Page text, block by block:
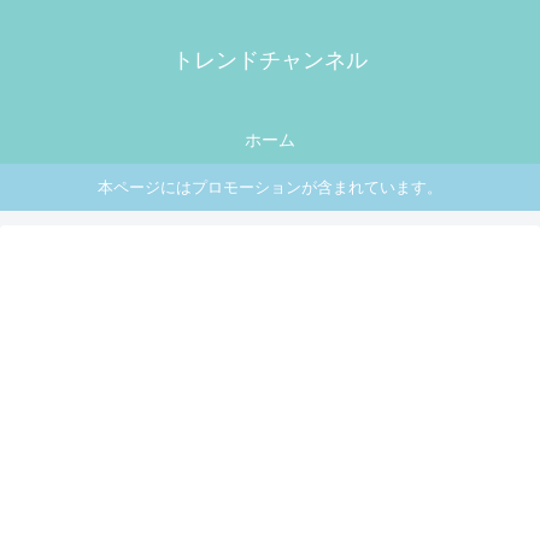
トレンドチャンネル
ホーム
本ページにはプロモーションが含まれています。